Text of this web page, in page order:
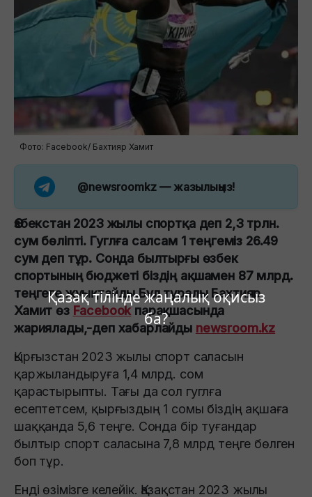
Қазақ тілінде жаңалық оқисыз
ба?
Фото: Facebook/ Бахтияр Хамит
@newsroomkz — жазылыңыз!
Өзбекстан 2023 жылы спортқа деп 2,3 трлн.
сум бөліпті. Гуглға салсам 1 теңгеміз 26.49
сум деп тұр. Сонда былтырғы өзбек
спортының бюджеті біздің ақшамен 87 млрд.
теңгеге жуықтайды.Бұл туралы Бахтияр
Хамит өз Facebookпарақшасында
жариялады,-деп хабарлайды newsroom.kz
Қырғызстан 2023 жылы спорт саласын
қаржыландыруға 1,4 млрд. сом
қарастырыпты. Тағы да сол гуглға
есептетсем, қырғыздың 1 сомы біздің ақшаға
шаққанда 5,6 теңге. Сонда бір туғандар
былтыр спорт саласына 7,8 млрд теңге бөлген
боп тұр.
Енді өзімізге келейік. Қазақстан 2023 жылы